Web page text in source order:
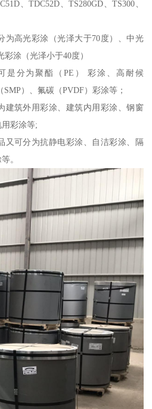
、TDC52D、TS280GD、TS300、
为高光彩涂（光泽大于70度）、中光
涂（光泽小于40度）
是分为聚酯（PE） 彩涂、高耐候
SMP）、氟碳（PVDF）彩涂等；
建筑外用彩涂、建筑内用彩涂、钢窗
彩涂等;
又可分为抗静电彩涂、自洁彩涂、隔
。